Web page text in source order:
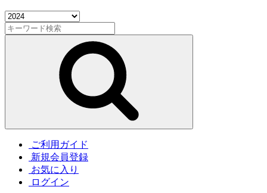
ご利用ガイド
新規会員登録
お気に入り
ログイン